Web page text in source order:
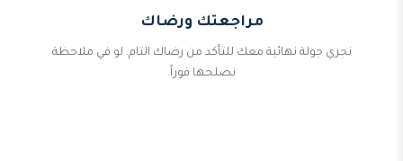
مراجعتك ورضاك
نجري جولة نهائية معك للتأكد من رضاك التام. لو في ملاحظة
نصلحها فوراً.